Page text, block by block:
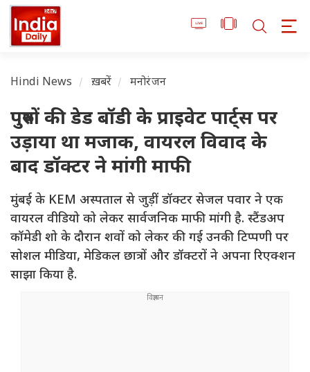
Hindi News ख़बरें मनोरंजन
पुरुषों की डेड बॉडी के प्राइवेट पार्ट्स पर
उड़ाया था मजाक, वायरल विवाद के
बाद डॉक्टर ने मांगी माफी
मुंबई के KEM अस्पताल से जुड़ीं डॉक्टर सेजल पवार ने एक
वायरल वीडियो को लेकर सार्वजनिक माफी मांगी है. स्टैंडअप
कॉमेडी शो के दौरान शवों को लेकर की गई उनकी टिप्पणी पर
सोशल मीडिया, मेडिकल छात्रों और डॉक्टरों ने अपना रिएक्शन
साझा किया है.